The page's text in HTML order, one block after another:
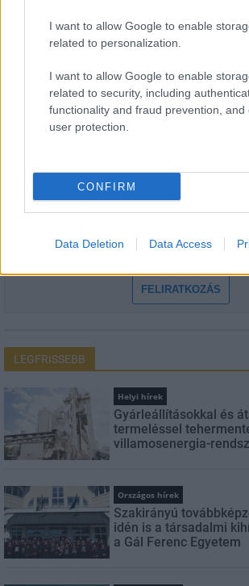
I want to allow Google to enable
related to personalization.
I want to allow Google to enable
related to security, including
functionality and fraud prevention, and
user protection.
CONFIRM
Data Deletion Data Access
HÍRLEVÉL
Feliratkozom a hírlevélre és
FELIRATKOZÁS
LEGFRISSEBB
Helyi hírek
Gyárleállításokkal és
termeléssel
villamosenergia-
Országos hírek
Szakirányú
idén is a társadalmi
a Gál Ferenc Egyetem